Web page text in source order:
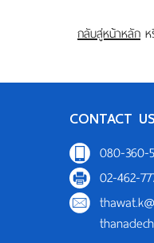
กลับสู่หน้าหลัก
CONTACT US
080-360-
02-462-